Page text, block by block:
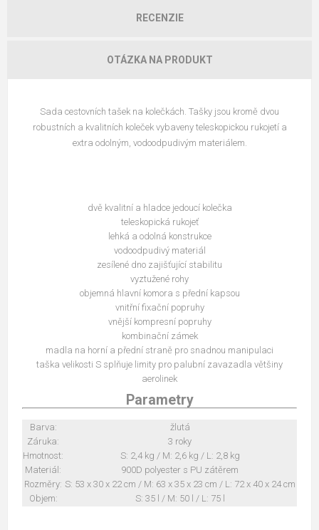
RECENZIE
OTÁZKA NA PRODUKT
Sada cestovních tašek na kolečkách. Tašky jsou kromě dvou
robustních a kvalitních koleček vybaveny teleskopickou rukojetí a
extra odolným, vodoodpudivým materiálem.
dvě kvalitní a hladce jedoucí kolečka
teleskopická rukojeť
lehká a odolná konstrukce
vodoodpudivý materiál
zesílené dno zajišťující stabilitu
vyztužené rohy
objemná hlavní komora s přední kapsou
vnitřní fixační popruhy
vnější kompresní popruhy
kombinační zámek
madla na horní a přední straně pro snadnou manipulaci
taška velikosti S splňuje limity pro palubní zavazadla většiny
aerolinek
Parametry
Barva:
žlutá
Záruka:
3 roky
Hmotnost:
S: 2,4 kg / M: 2,6 kg / L: 2,8 kg
Materiál:
900D polyester s PU zátěrem
Rozměry: S: 53 x 30 x 22 cm / M: 63 x 35 x 23 cm / L: 72 x 40 x 24 cm
Objem:
S: 35 l / M: 50 l / L: 75 l